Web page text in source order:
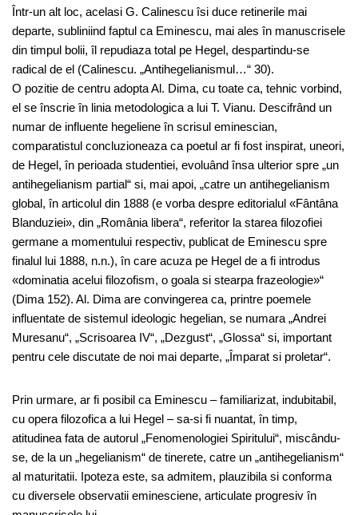
Într-un alt loc, acelasi G. Calinescu îsi duce retinerile mai
departe, subliniind faptul ca Eminescu, mai ales în manuscrisele
din timpul bolii, îl repudiaza total pe Hegel, despartindu-se
radical de el (Calinescu. „Antihegelianismul…“ 30).
O pozitie de centru adopta Al. Dima, cu toate ca, tehnic vorbind,
el se înscrie în linia metodologica a lui T. Vianu. Descifrând un
numar de influente hegeliene în scrisul eminescian,
comparatistul concluzioneaza ca poetul ar fi fost inspirat, uneori,
de Hegel, în perioada studentiei, evoluând însa ulterior spre „un
antihegelianism partial“ si, mai apoi, „catre un antihegelianism
global, în articolul din 1888 (e vorba despre editorialul «Fântâna
Blanduziei», din „România libera“, referitor la starea filozofiei
germane a momentului respectiv, publicat de Eminescu spre
finalul lui 1888, n.n.), în care acuza pe Hegel de a fi introdus
«dominatia acelui filozofism, o goala si stearpa frazeologie»“
(Dima 152). Al. Dima are convingerea ca, printre poemele
influentate de sistemul ideologic hegelian, se numara „Andrei
Muresanu“, „Scrisoarea IV“, „Dezgust“, „Glossa“ si, important
pentru cele discutate de noi mai departe, „Împarat si proletar“.
Prin urmare, ar fi posibil ca Eminescu – familiarizat, indubitabil,
cu opera filozofica a lui Hegel – sa-si fi nuantat, în timp,
atitudinea fata de autorul „Fenomenologiei Spiritului“, miscându-
se, de la un „hegelianism“ de tinerete, catre un „antihegelianism“
al maturitatii. Ipoteza este, sa admitem, plauzibila si conforma
cu diversele observatii eminesciene, articulate progresiv în